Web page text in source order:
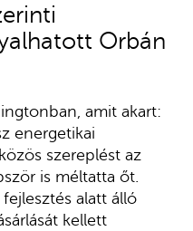
Orbán
amit akart:
energetikai
szereplést az
is méltatta őt.
alatt álló
kellett